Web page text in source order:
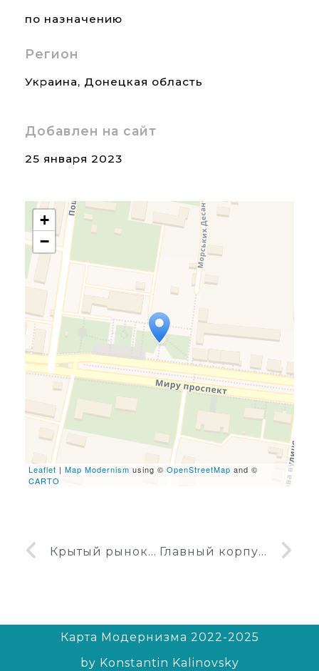
по назначению
Регион
Украина, Донецкая область
Добавлен на сайт
25 января 2023
Travelers' Map is loading...
If you see this after your
page is loaded completely,
leafletJS files are missing.
+
−
Leaflet | Map Modernism using © OpenStreetMap and ©
CARTO
Крытый рынок в Кировограде Главный корпус завода Антонов
Карта Модернизма 2022-2025
by Konstantin Kalinovsky